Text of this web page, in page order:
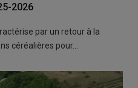
2026
par un retour à la
céréalières pour…